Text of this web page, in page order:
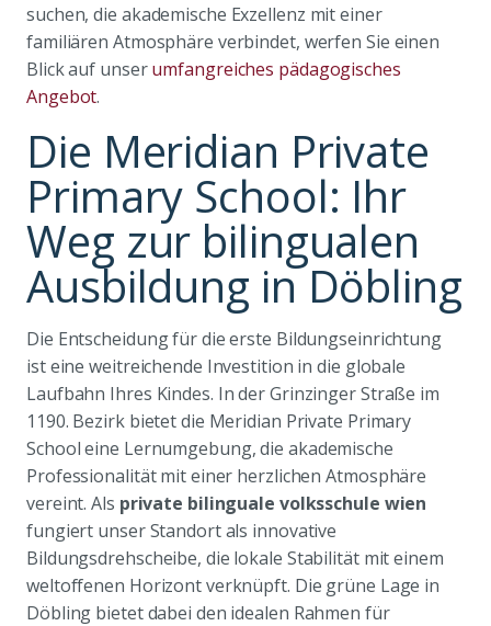
suchen, die akademische Exzellenz mit einer
familiären Atmosphäre verbindet, werfen Sie einen
Blick auf unserumfangreiches pädagogisches
Angebot.
Die Meridian Private
Primary School: Ihr
Weg zur bilingualen
Ausbildung in Döbling
Die Entscheidung für die erste Bildungseinrichtung
ist eine weitreichende Investition in die globale
Laufbahn Ihres Kindes. In der Grinzinger Straße im
1190. Bezirk bietet die Meridian Private Primary
School eine Lernumgebung, die akademische
Professionalität mit einer herzlichen Atmosphäre
vereint. Als private bilinguale volksschule wien
fungiert unser Standort als innovative
Bildungsdrehscheibe, die lokale Stabilität mit einem
weltoffenen Horizont verknüpft. Die grüne Lage in
Döbling bietet dabei den idealen Rahmen für